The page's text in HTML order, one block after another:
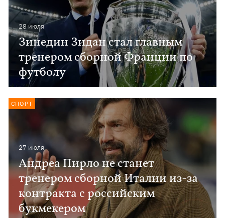
28 июля
Зинедин Зидан стал главным
тренером сборной Франции по
футболу
27 июля
Андреа Пирло не станет
тренером сборной Италии из-за
контракта с российским
букмекером
СПОРТ